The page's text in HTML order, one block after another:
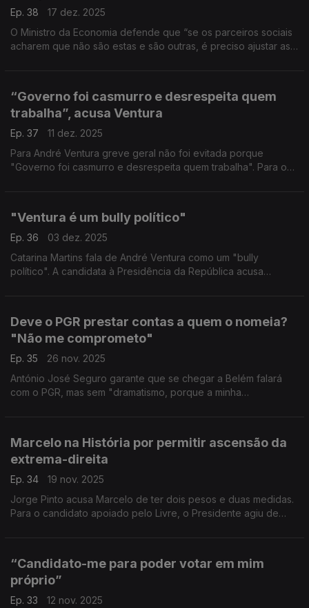
Ep. 38
17 dez. 2025
O Ministro da Economia defende que “se os parceiros sociais
acharem que não são estas e são outras, é preciso ajustar as
“Governo foi casmurro e desrespeita quem
trabalha”, acusa Ventura
Ep. 37
11 dez. 2025
Para André Ventura greve geral não foi evitada porque
"Governo foi casmurro e desrespeita quem trabalha". Para o
"Ventura é um bully político"
Ep. 36
03 dez. 2025
Catarina Martins fala de André Ventura como um "bully
político". A candidata à Presidência da República acusa
Deve o PGR prestar contas a quem o nomeia?
"Não me comprometo"
Ep. 35
26 nov. 2025
António José Seguro garante que se chegar a Belém falará
com o PGR, mas sem "dramatismo, porque a minha
Marcelo na História por permitir ascensão da
extrema-direita
Ep. 34
19 nov. 2025
Jorge Pinto acusa Marcelo de ter dois pesos e duas medidas.
Para o candidato apoiado pelo Livre, o Presidente agiu de
“Candidato-me para poder votar em mim
próprio”
Ep. 33
12 nov. 2025